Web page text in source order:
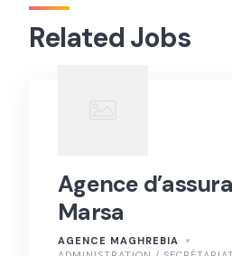
Related Jobs
Agence
Marsa
AGENCE MAGHREBIA